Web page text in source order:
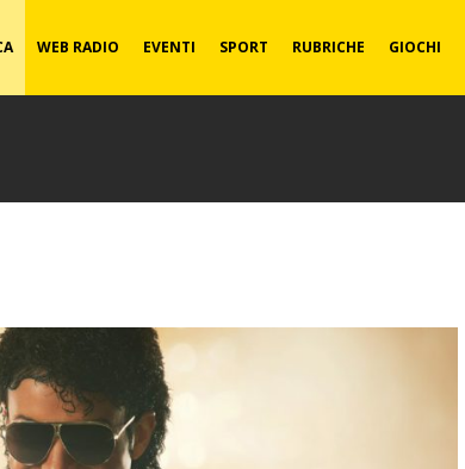
WEB RADIO EVENTI SPORT RUBRICHE GIOCHI